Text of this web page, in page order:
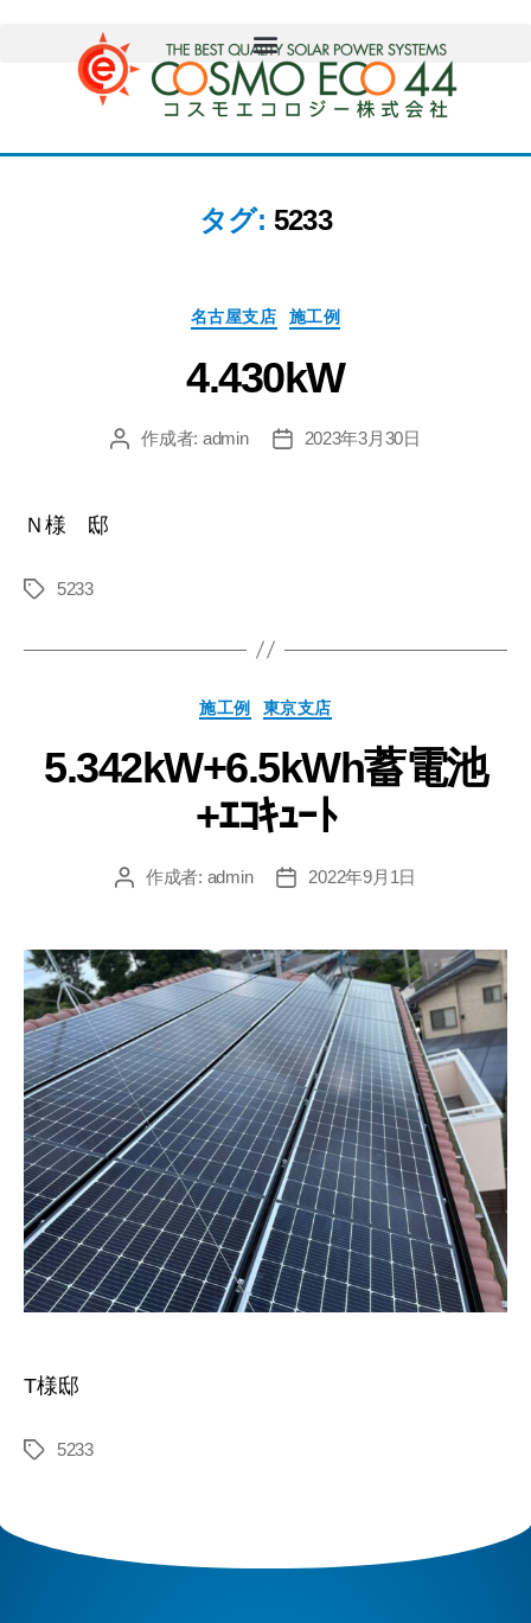
タグ: 5233
名古屋支店 施工例
4.430kW
作成者: admin 2023年3月30日
Ｎ様 邸
5233
施工例 東京支店
5.342kW+6.5kWh蓄電池
+ｴｺｷｭｰﾄ
作成者: admin 2022年9月1日
T様邸
5233